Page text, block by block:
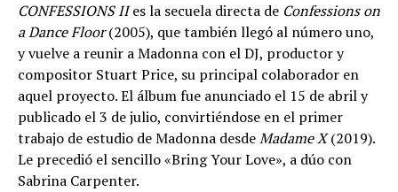
CONFESSIONS IIes la secuela directa de Confessions on
a Dance Floor(2005), que también llegó al número uno,
y vuelve a reunir a Madonna con el DJ, productor y
compositor Stuart Price, su principal colaborador en
aquel proyecto. El álbum fue anunciado el 15 de abril y
publicado el 3 de julio, convirtiéndose en el primer
trabajo de estudio de Madonna desdeMadame X(2019).
Le precedió el sencillo «Bring Your Love», a dúo con
Sabrina Carpenter.